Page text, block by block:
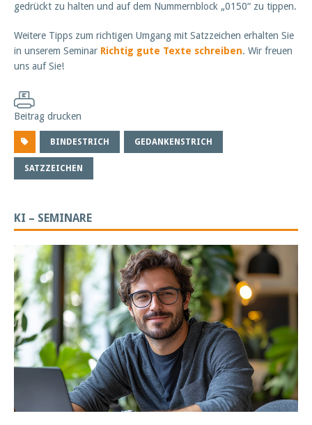
gedrückt zu halten und auf dem Nummernblock „0150“ zu tippen.
Weitere Tipps zum richtigen Umgang mit Satzzeichen erhalten Sie
in unserem Seminar Richtig gute Texte schreiben. Wir freuen
uns auf Sie!
Beitrag drucken
BINDESTRICH GEDANKENSTRICH
SATZZEICHEN
KI – SEMINARE